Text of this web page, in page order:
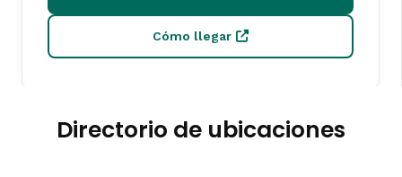
Cómo llegar
Advanced Eye Centers Inc
Directorio de ubicaciones